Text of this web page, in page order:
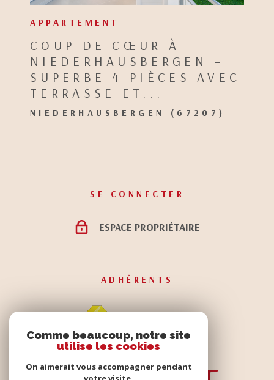
APPARTEMENT
COUP DE CŒUR À
NIEDERHAUSBERGEN –
SUPERBE 4 PIÈCES AVEC
TERRASSE ET...
NIEDERHAUSBERGEN (67207)
SE CONNECTER
ESPACE PROPRIÉTAIRE
ADHÉRENTS
Comme beaucoup, notre site
utilise les cookies
On aimerait vous accompagner pendant